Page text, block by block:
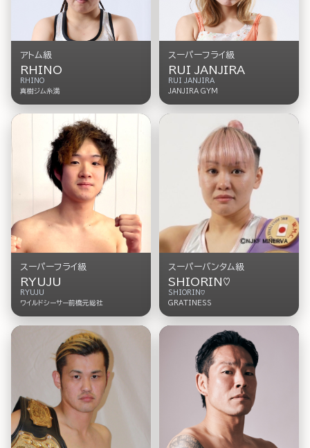
アトム級
RHINO
RHINO
真樹ジム糸満
スーパーフライ級
RUI JANJIRA
RUI JANJIRA
JANJIRA GYM
スーパーフライ級
RYUJU
RYUJU
ワイルドシーサー前橋元総社
スーパーバンタム級
SHIORIN♡
SHIORIN♡
GRATINESS